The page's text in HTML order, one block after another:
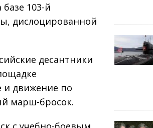
103-й
дислоцированной
десантники
и движение по
марш-бросок.